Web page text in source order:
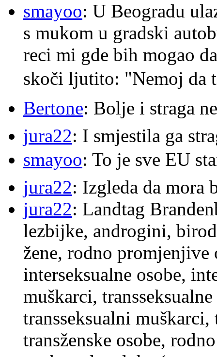
smayoo: U Beogradu
s mukom u gradski
reci mi gde bih mogao
skoči ljutito: "Nemoj da
Bertone: Bolje i straga
jura22: I smjestila ga
smayoo: To je sve EU
jura22: Izgleda da mora
jura22: Landtag
lezbijke, androgini,
žene, rodno
interseksualne osobe,
muškarci,
transseksualni muškarci,
transženske osobe,